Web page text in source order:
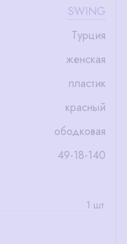
SWING
Турция
женская
пластик
красный
ободковая
49-18-140
1 шт.